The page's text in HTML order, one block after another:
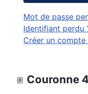
Mot de passe
Identifiant perdu
Créer un compte
Couronne